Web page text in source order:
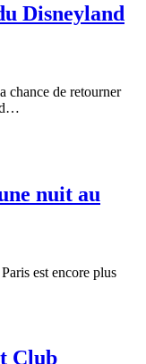
Disneyland
chance de retourner
nuit au
est encore plus
Club